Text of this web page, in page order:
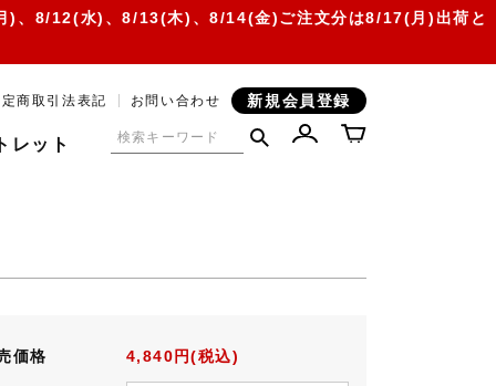
)、8/12(水)、8/13(木)、8/14(金)ご注文分は8/17(月)出荷と
商取引法表記 お問い合わせ 新規会員登録
レット
価格 4,840円(税込)